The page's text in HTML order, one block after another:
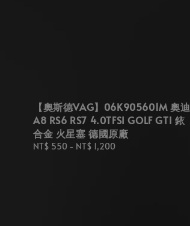
【奧斯德VAG】06K905601M 奧迪
A8 RS6 RS7 4.0TFSI GOLF GTI 銥
合金 火星塞 德國原廠
Regular
NT$ 550 - NT$ 1,200